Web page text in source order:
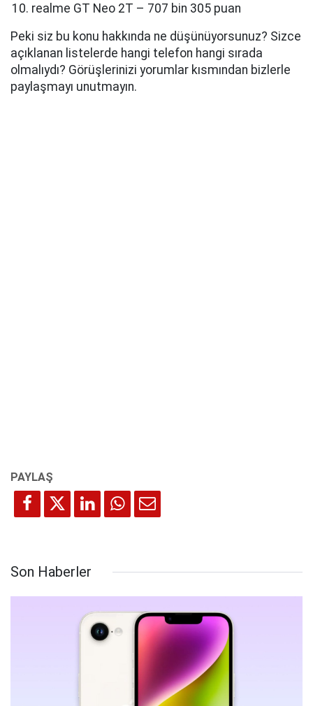
realme GT Neo 2T – 707 bin 305 puan
Peki siz bu konu hakkında ne düşünüyorsunuz? Sizce
açıklanan listelerde hangi telefon hangi sırada
olmalıydı? Görüşlerinizi yorumlar kısmından bizlerle
paylaşmayı unutmayın.
Son Haberler